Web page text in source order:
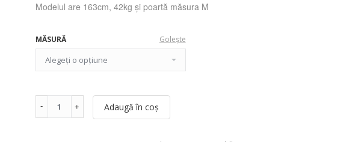
Modelul are 163cm, 42kg și poartă măsura M
MĂSURĂ Golește
Adaugă în coș